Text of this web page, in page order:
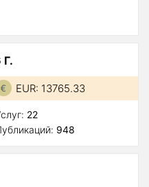
Г.
EUR: 13765.33
22
948